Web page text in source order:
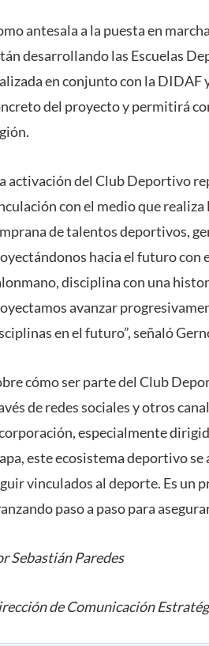
antesala a la puesta en
desarrollando las Escuelas
en conjunto con la DIDAF
del proyecto y permitirá
activación del Club Deportivo
con el medio que realiza
de talentos deportivos,
hacia el futuro con
disciplina con una
avanzar
en el futuro”, señaló
cómo ser parte del Club
de redes sociales y otros
especialmente
este ecosistema deportivo
vinculados al deporte. Es un
paso a paso para
Sebastián Paredes
de Comunicación